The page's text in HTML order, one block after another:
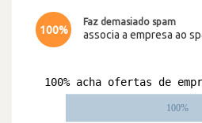
100%
Faz demasiado spam
associa a empresa ao